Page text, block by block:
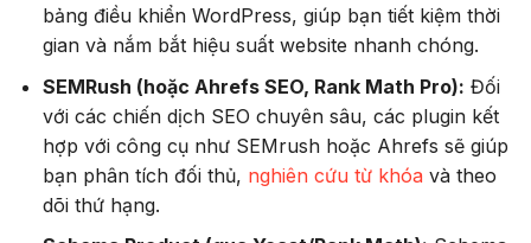
bảng điều khiển WordPress, giúp bạn tiết kiệm thời
gian và nắm bắt hiệu suất website nhanh chóng.
SEMRush (hoặc Ahrefs SEO, Rank Math Pro): Đối
với các chiến dịch SEO chuyên sâu, các plugin kết
hợp với công cụ như SEMrush hoặc Ahrefs sẽ giúp
bạn phân tích đối thủ, nghiên cứu từ khóavà theo
dõi thứ hạng.